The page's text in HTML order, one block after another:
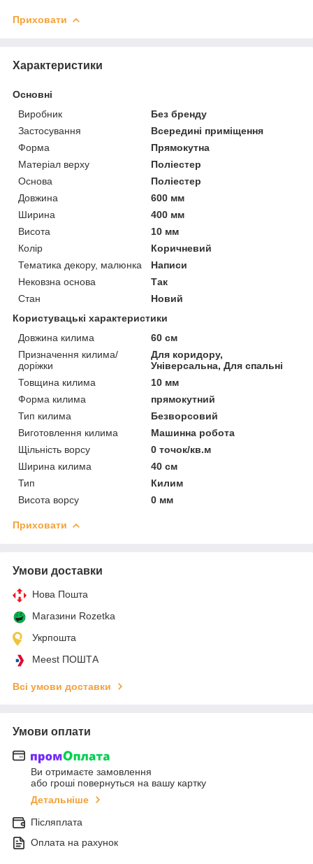
Приховати
Характеристики
Основні
Виробник
Без бренду
Застосування
Всередині приміщення
Форма
Прямокутна
Матеріал верху
Поліестер
Основа
Поліестер
Довжина
600 мм
Ширина
400 мм
Висота
10 мм
Колір
Коричневий
Тематика декору, малюнка
Написи
Нековзна основа
Так
Стан
Новий
Користувацькі характеристики
Довжина килима
60 см
Призначення килима/
доріжки
Для коридору,
Універсальна, Для спальні
Товщина килима
10 мм
Форма килима
прямокутний
Тип килима
Безворсовий
Виготовлення килима
Машинна робота
Щільність ворсу
0 точок/кв.м
Ширина килима
40 см
Тип
Килим
Висота ворсу
0 мм
Приховати
Умови доставки
Нова Пошта
Магазини Rozetka
Укрпошта
Meest ПОШТА
Всі умови доставки
Умови оплати
Ви отримаєте замовлення
або гроші повернуться на вашу картку
Детальніше
Післяплата
Оплата на рахунок